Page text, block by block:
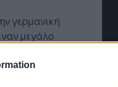
γερμανική
μεγάλο
Η
και εργαζόμενο